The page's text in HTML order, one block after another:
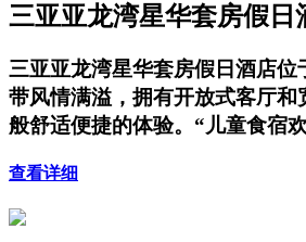
三亚亚龙湾星华套房假日
三亚亚龙湾星华套房假日酒店
带风情满溢，拥有开放式客厅
般舒适便捷的体验。“儿童食宿
查看详细